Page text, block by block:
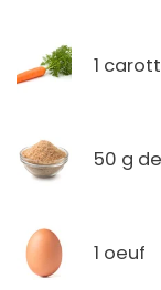
1
50 g
1 oeuf